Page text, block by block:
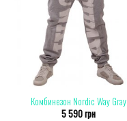
Комбинезон Nordic Way Gray
5 590грн